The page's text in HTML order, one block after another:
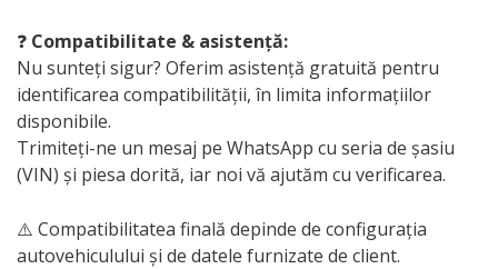
❓ Compatibilitate & asistență:
Nu sunteți sigur? Oferim asistență gratuită pentru
identificarea compatibilității, în limita informațiilor
disponibile.
Trimiteți-ne un mesaj pe WhatsApp cu seria de șasiu
(VIN) și piesa dorită, iar noi vă ajutăm cu verificarea.
⚠️ Compatibilitatea finală depinde de configurația
autovehiculului și de datele furnizate de client.